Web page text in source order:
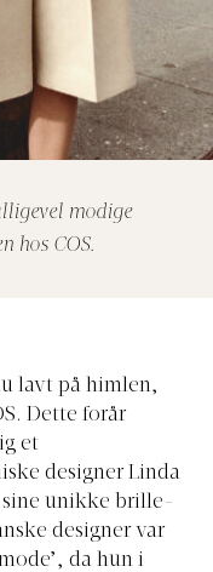
modige
hos COS.
lavt på himlen,
Dette forår
et
designer Linda
unikke brille-
designer var
da hun i